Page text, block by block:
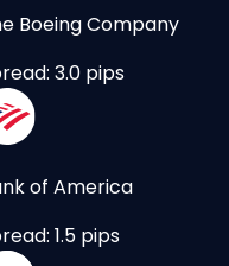
Boeing Company
3.0 pips
of America
1.5 pips